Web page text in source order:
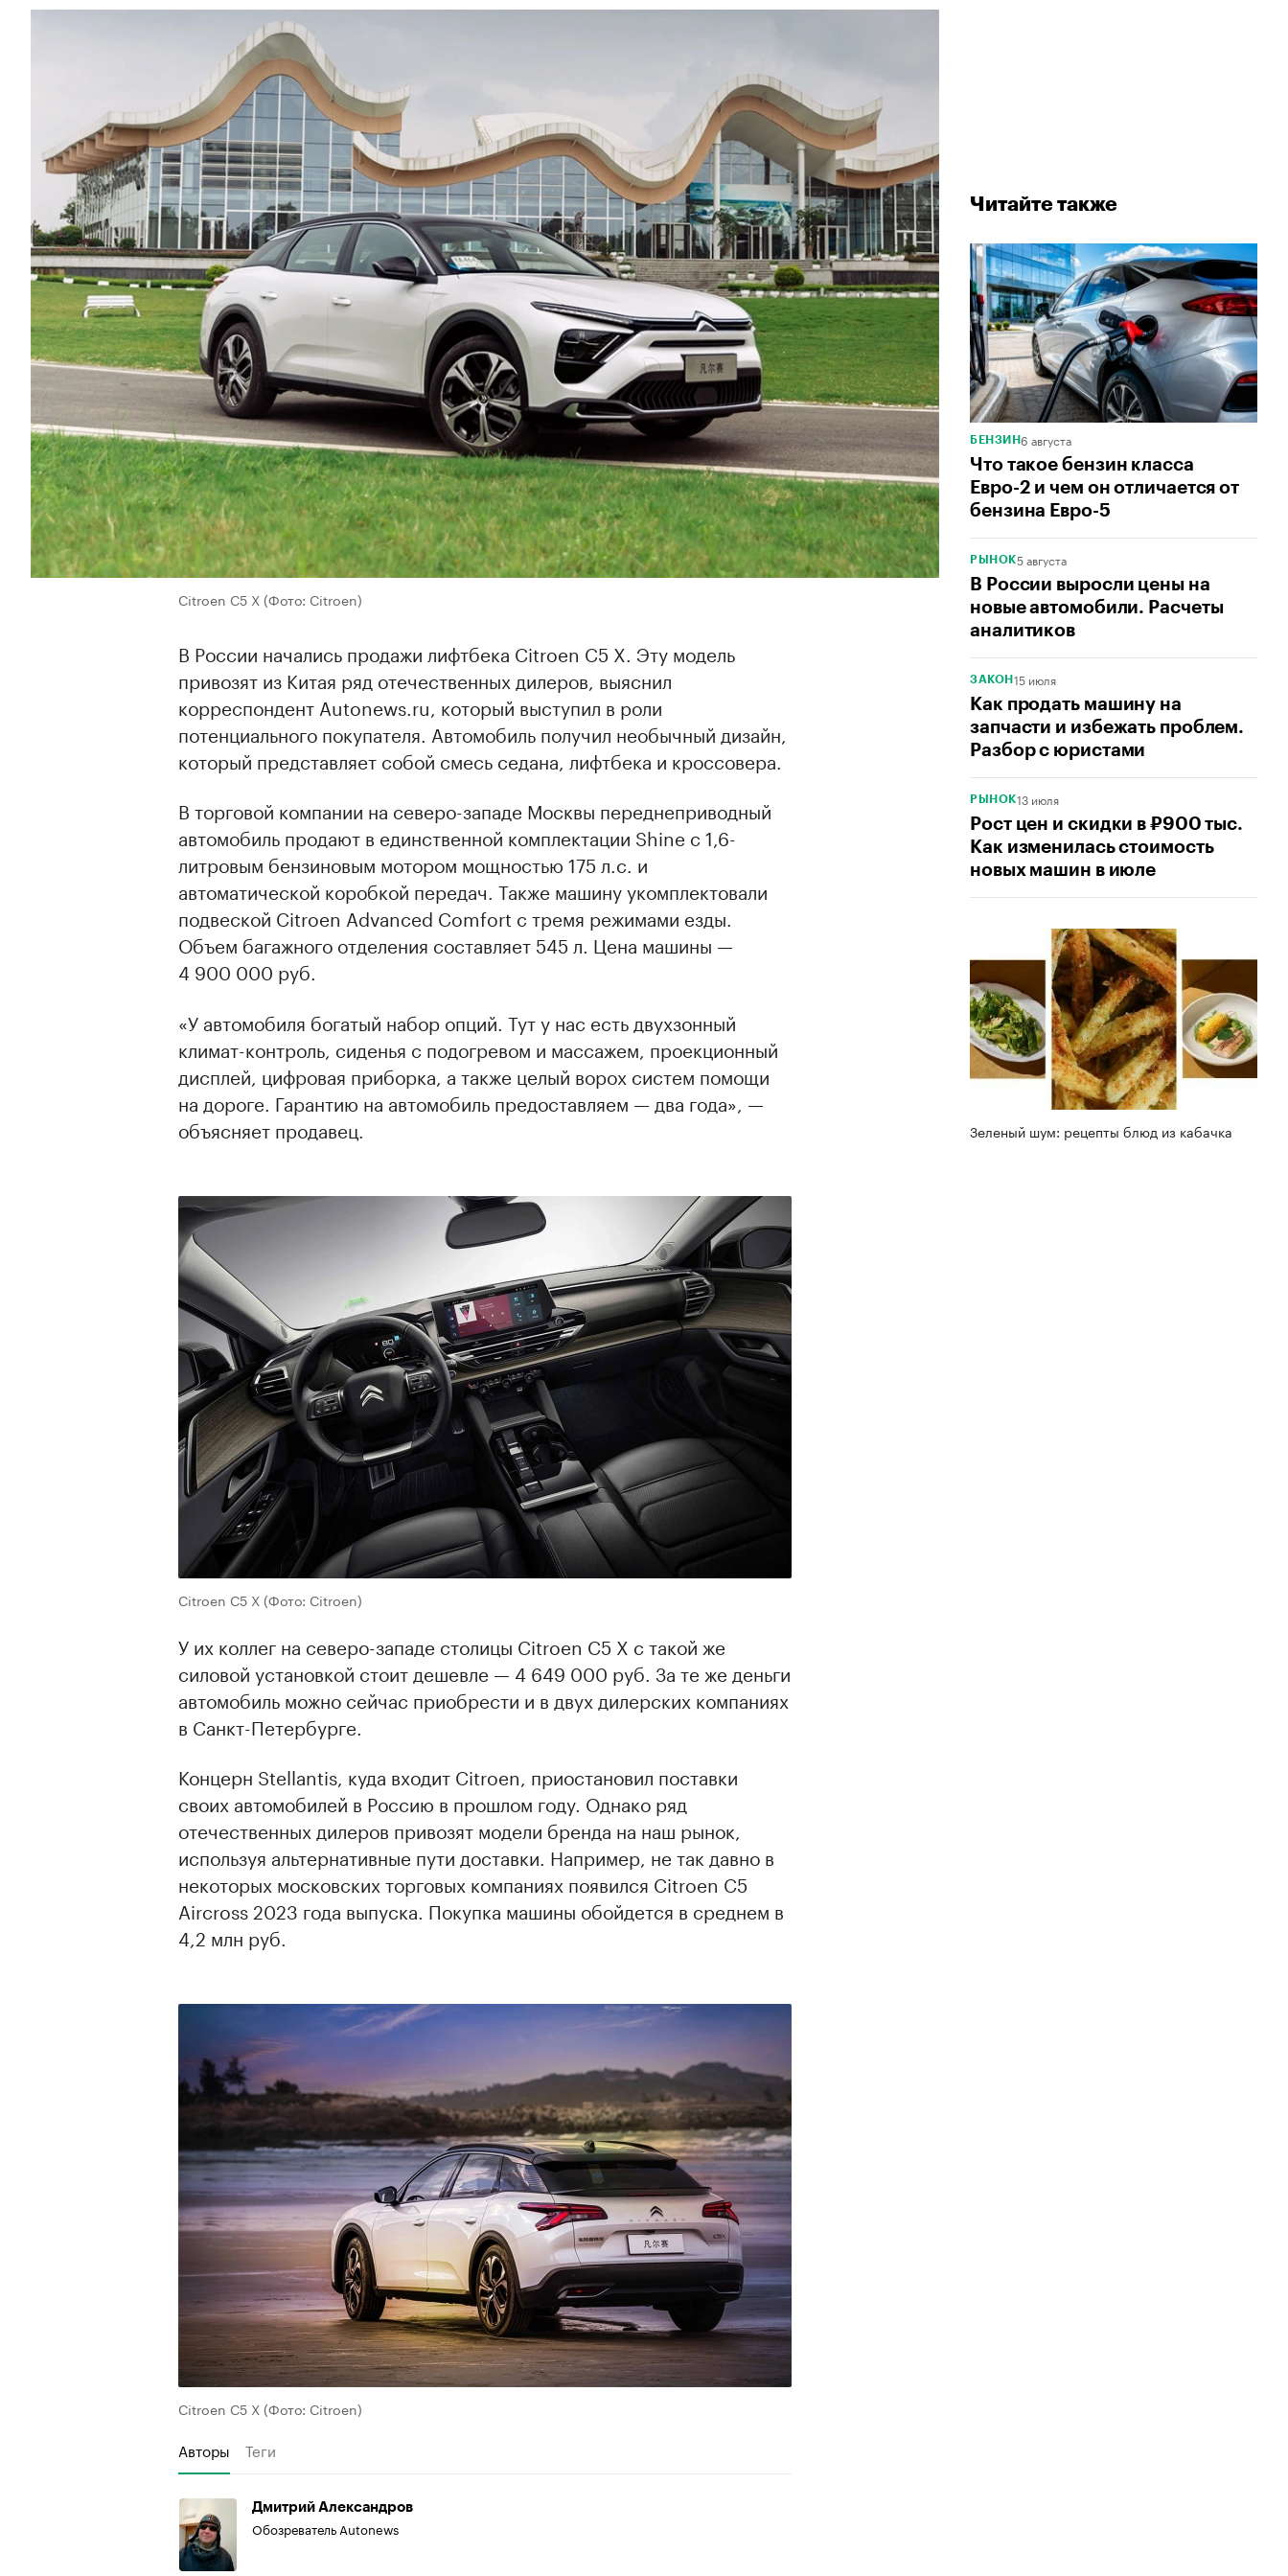
Читайте также
БЕНЗИН6 августа
Что такое бензин класса
Евро-2 и чем он отличается от
бензина Евро-5
РЫНОК5 августа
В России выросли цены на
новые автомобили. Расчеты
аналитиков
ЗАКОН 15 июля
Как продать машину на
запчасти и избежать проблем.
Разбор с юристами
РЫНОК13 июля
Рост цен и скидки в ₽900 тыс.
Как изменилась стоимость
новых машин в июле
Зеленый шум: рецепты блюд из кабачка
Citroen C5 X(Фото: Citroen)
В России начались продажи лифтбека Citroen C5 X. Эту модель
привозят из Китая ряд отечественных дилеров, выяснил
корреспондент Autonews.ru, который выступил в роли
потенциального покупателя. Автомобиль получил необычный дизайн,
который представляет собой смесь седана, лифтбека и кроссовера.
В торговой компании на северо-западе Москвы переднеприводный
автомобиль продают в единственной комплектации Shine с 1,6-
литровым бензиновым мотором мощностью 175 л.с. и
автоматической коробкой передач. Также машину укомплектовали
подвеской Citroen Advanced Comfort с тремя режимами езды.
Объем багажного отделения составляет 545 л. Цена машины —
4 900 000 руб.
00:00 / 00:00
«У автомобиля богатый набор опций. Тут у нас есть двухзонный
климат-контроль, сиденья с подогревом и массажем, проекционный
дисплей, цифровая приборка, а также целый ворох систем помощи
на дороге. Гарантию на автомобиль предоставляем — два года», —
объясняет продавец.
Citroen C5 X(Фото: Citroen)
У их коллег на северо-западе столицы Citroen C5 X с такой же
силовой установкой стоит дешевле — 4 649 000 руб. За те же деньги
автомобиль можно сейчас приобрести и в двух дилерских компаниях
в Санкт-Петербурге.
Концерн Stellantis, куда входит Citroen, приостановил поставки
своих автомобилей в Россию в прошлом году. Однако ряд
отечественных дилеров привозят модели бренда на наш рынок,
используя альтернативные пути доставки. Например, не так давно в
некоторых московских торговых компаниях появился Citroen C5
Aircross 2023 года выпуска. Покупка машины обойдется в среднем в
4,2 млн руб.
Citroen C5 X(Фото: Citroen)
Авторы Теги
Дмитрий Александров
Обозреватель Autonews